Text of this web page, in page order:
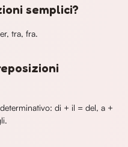
semplici?
tra, fra.
di + il = del, a +